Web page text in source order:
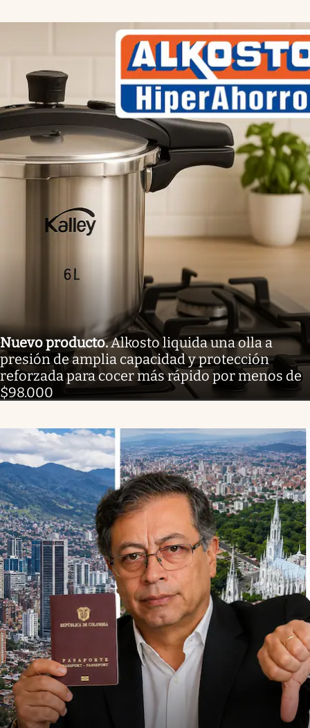
Nuevo producto.Alkosto liquida una olla a
presión de amplia capacidad y protección
reforzada para cocer más rápido por menos de
$98.000